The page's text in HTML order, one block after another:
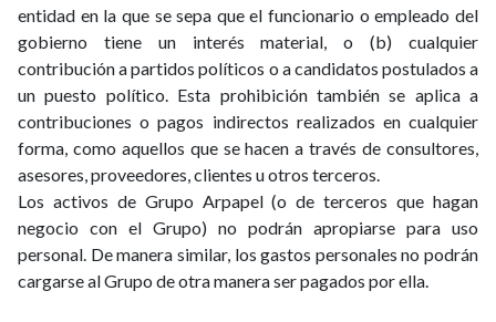
entidad en la que se sepa que el funcionario o empleado del
gobierno tiene un interés material, o (b) cualquier
contribución a partidos políticos o a candidatos postulados a
un puesto político. Esta prohibición también se aplica a
contribuciones o pagos indirectos realizados en cualquier
forma, como aquellos que se hacen a través de consultores,
asesores, proveedores, clientes u otros terceros.
Los activos de Grupo Arpapel (o de terceros que hagan
negocio con el Grupo) no podrán apropiarse para uso
personal. De manera similar, los gastos personales no podrán
cargarse al Grupo de otra manera ser pagados por ella.